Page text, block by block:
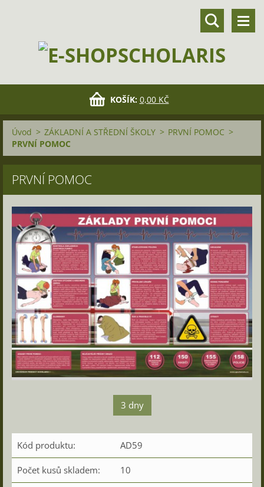
KOŠÍK: 0,00 KČ
Úvod > ZÁKLADNÍ A STŘEDNÍ ŠKOLY > PRVNÍ POMOC >
PRVNÍ POMOC
PRVNÍ POMOC
3 dny
Kód produktu: AD59
Počet kusů skladem: 10